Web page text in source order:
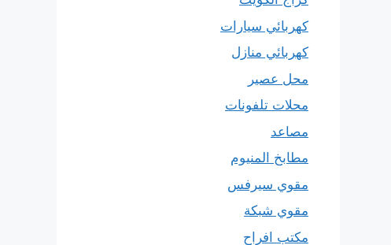
كهربائي سيارات
كهربائي منازل
محل عصير
محلات تلفونات
مصاعد
مطابخ المنيوم
مقوي سيرفس
مقوي شبكة
مكتب افراح